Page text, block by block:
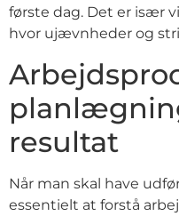
første dag. Det er især
hvor ujævnheder og
resultat
Når man skal have
essentielt at forstå